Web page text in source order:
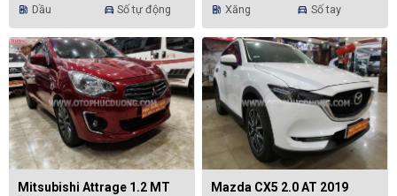
ev_station Dầu directions_car Số tự động ev_station Xăng directions_car Số tay
Mitsubishi Attrage 1.2 MT
Mazda CX5 2.0 AT 2019